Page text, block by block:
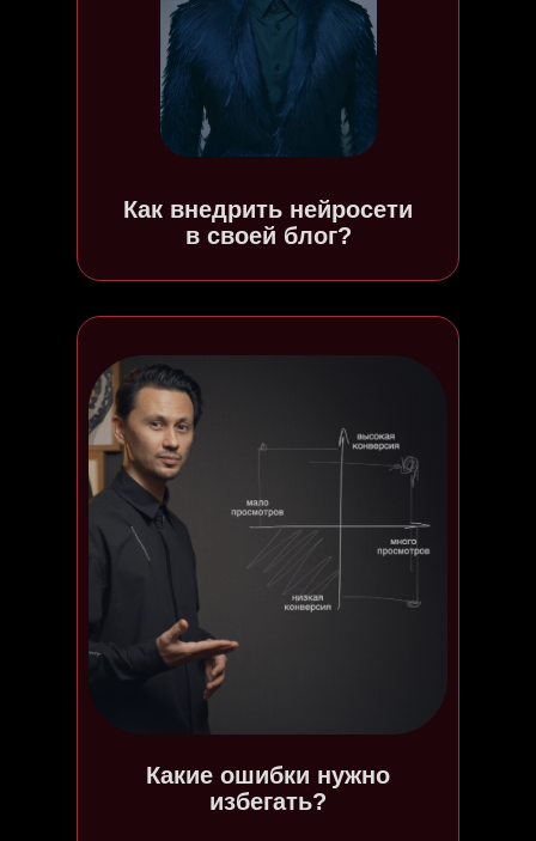
Какие ошибки нужно
избегать?
Как внедрить нейросети
в своей блог?